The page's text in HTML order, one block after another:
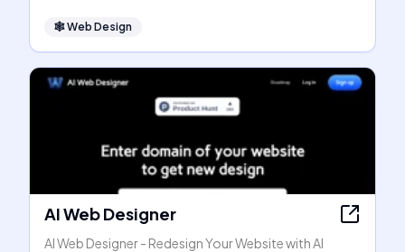
🕸Web Design
AI Web Designer
AI Web Designer - Redesign Your Website with AI